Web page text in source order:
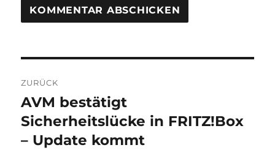
ZURÜCK
Vorheriger
Beitrag:
AVM bestätigt
Sicherheitslücke in FRITZ!Box
– Update kommt